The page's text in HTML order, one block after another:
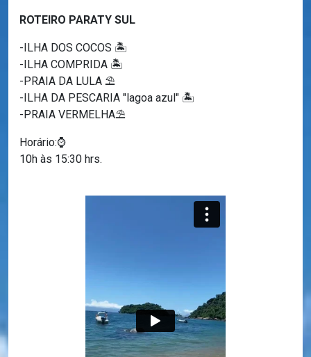
ROTEIRO PARATY SUL
-ILHA DOS COCOS 🏝️
-ILHA COMPRIDA 🏝️
-PRAIA DA LULA ⛱️
-ILHA DA PESCARIA "lagoa azul" 🏝️
-PRAIA VERMELHA⛱️
Horário:⌚
10h às 15:30 hrs.